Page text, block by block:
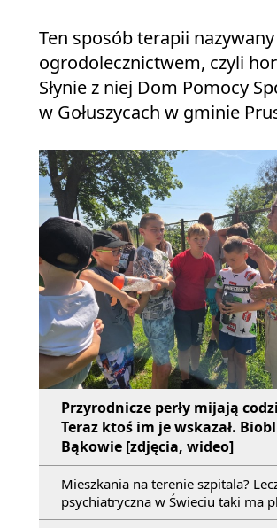
Ten sposób terapii
ogrodolecznictwem, czyli
Słynie z niej Dom Pomocy
w Gołuszycach w gminie
Przyrodnicze perły mijają
Teraz ktoś im je wskazał.
Bąkowie [zdjęcia, wideo]
Mieszkania na terenie szpitala?
psychiatryczna w Świeciu taki ma